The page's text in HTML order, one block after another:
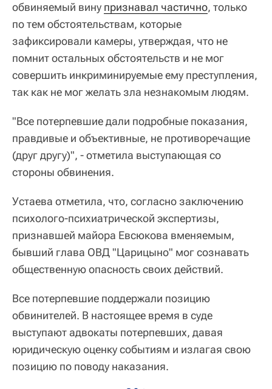
обвиняемый вину признавал частично, только
по тем обстоятельствам, которые
зафиксировали камеры, утверждая, что не
помнит остальных обстоятельств и не мог
совершить инкриминируемые ему преступления,
так как не мог желать зла незнакомым людям.
"Все потерпевшие дали подробные показания,
правдивые и объективные, не противоречащие
(друг другу)", - отметила выступающая со
стороны обвинения.
Устаева отметила, что, согласно заключению
психолого-психиатрической экспертизы,
признавшей майора Евсюкова вменяемым,
бывший глава ОВД "Царицыно" мог сознавать
общественную опасность своих действий.
Все потерпевшие поддержали позицию
обвинителей. В настоящее время в суде
выступают адвокаты потерпевших, давая
юридическую оценку событиям и излагая свою
позицию по поводу наказания.